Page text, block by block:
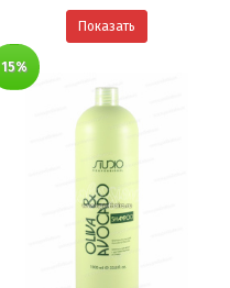
Показать
15%